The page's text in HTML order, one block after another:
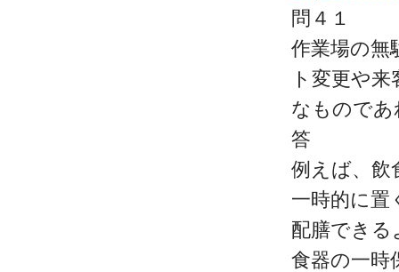
問４１
作業場の無
ト変更や
なもので
答
例えば、飲
一時的に置
配膳できる
食器の一時